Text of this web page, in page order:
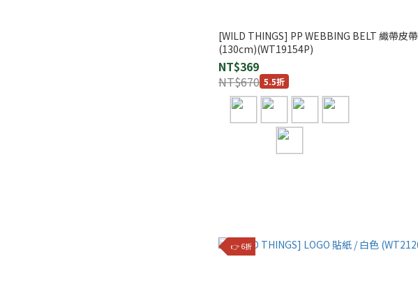
[WILD THINGS] PP WEBBING BELT 織帶皮帶
(130cm)(WT19154P)
NT$369
NT$670 5.5折
👉 6折